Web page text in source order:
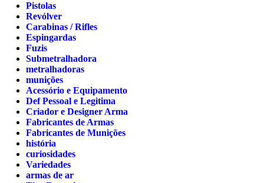
Pistolas
Revólver
Carabinas / Rifles
Espingardas
Fuzis
Submetralhadora
metralhadoras
munições
Acessório e Equipamento
Def Pessoal e Legitima
Criador e Designer Arma
Fabricantes de Armas
Fabricantes de Munições
história
curiosidades
Variedades
armas de ar